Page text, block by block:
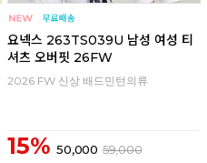
요넥스 263TS039U 남성 여성 티
셔츠 오버핏 26FW
2026 FW 신상 배드민턴의류
15% 50,000 59,000